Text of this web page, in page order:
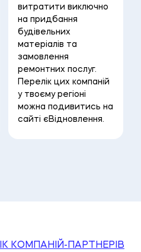
витратити виключно
на придбання
будівельних
матеріалів та
замовлення
ремонтних послуг.
Перелік цих компаній
у твоєму регіоні
можна подивитись на
сайті єВідновлення.
КОМПАНІЙ-ПАРТНЕРІВ